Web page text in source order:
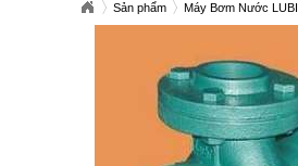
Sản phẩm Máy Bơm Nước LUBI